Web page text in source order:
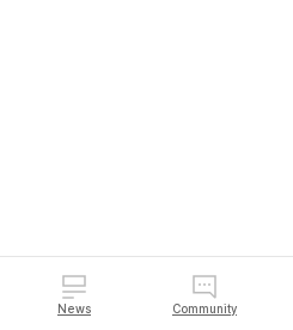
News Community